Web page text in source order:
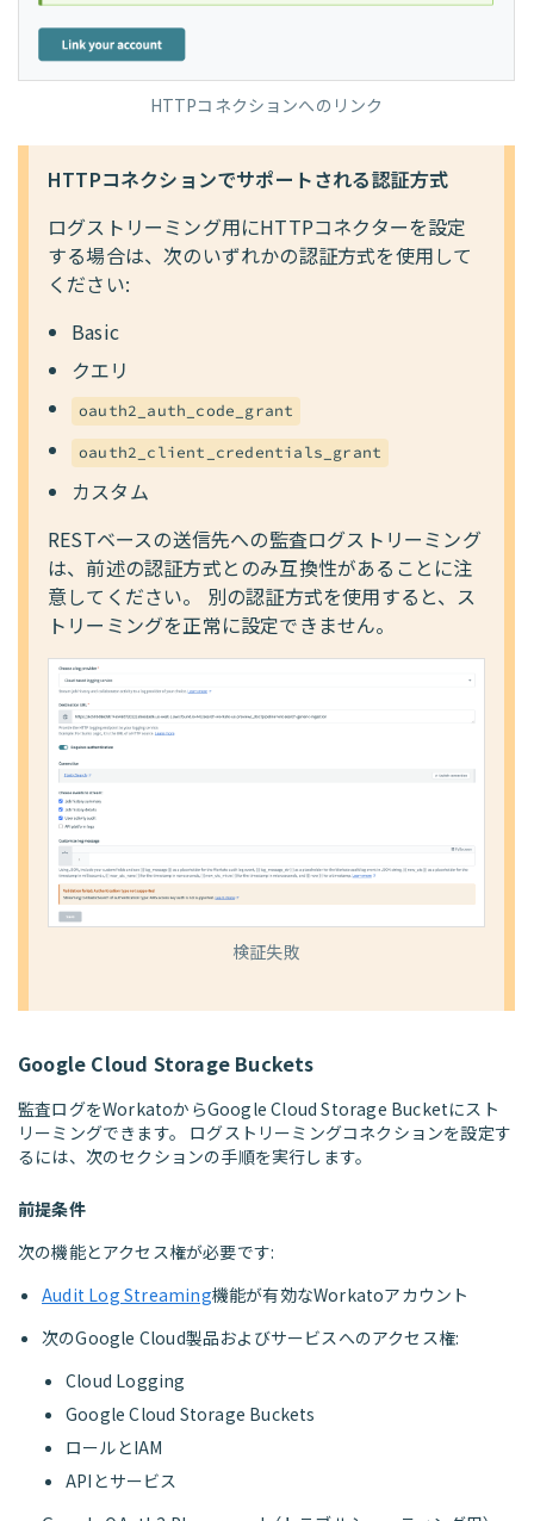
HTTPコネクションへのリンク
HTTPコネクションでサポートされる認証方式
ログストリーミング用にHTTPコネクターを設定
する場合は、次のいずれかの認証方式を使用して
ください:
Basic
クエリ
oauth2_auth_code_grant
oauth2_client_credentials_grant
カスタム
RESTベースの送信先への監査ログストリーミング
は、前述の認証方式とのみ互換性があることに注
意してください。 別の認証方式を使用すると、ス
トリーミングを正常に設定できません。
検証失敗
Google Cloud Storage Buckets
監査ログをWorkatoからGoogle Cloud Storage Bucketにスト
リーミングできます。 ログストリーミングコネクションを設定す
るには、次のセクションの手順を実行します。
前提条件
次の機能とアクセス権が必要です:
Audit Log Streaming機能が有効なWorkatoアカウント
次のGoogle Cloud製品およびサービスへのアクセス権:
Cloud Logging
Google Cloud Storage Buckets
ロールとIAM
APIとサービス